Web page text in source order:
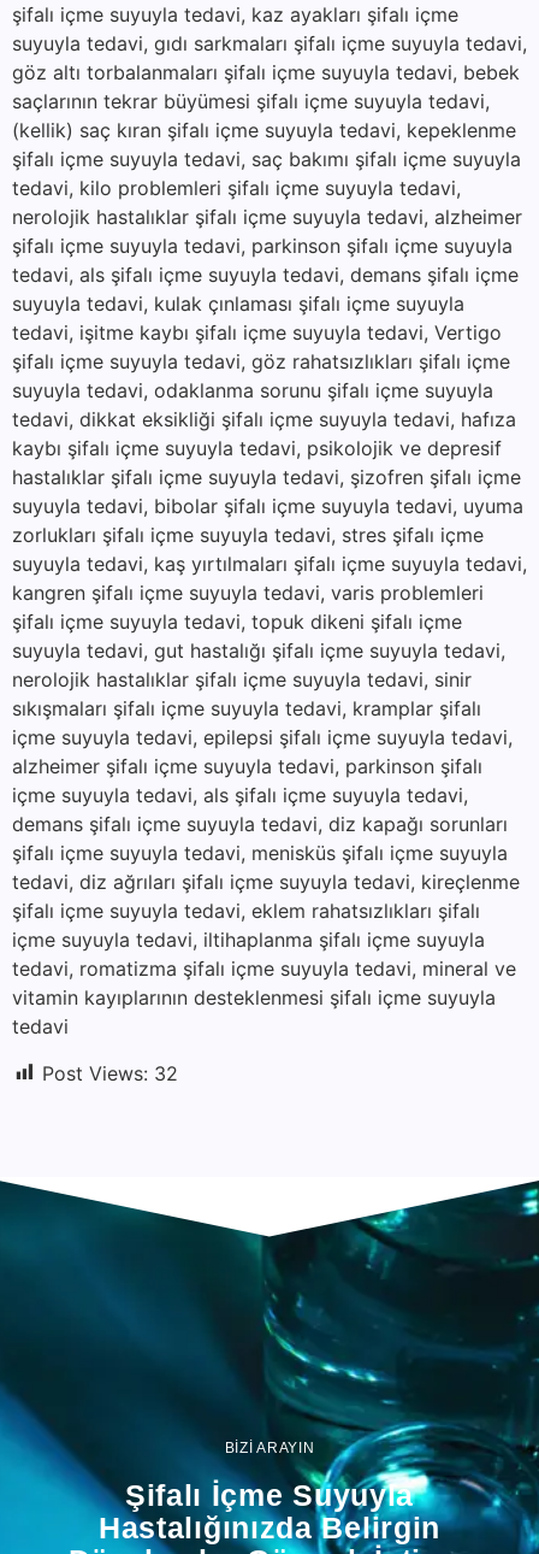
şifalı içme suyuyla tedavi, kaz ayakları şifalı içme
suyuyla tedavi, gıdı sarkmaları şifalı içme suyuyla tedavi,
göz altı torbalanmaları şifalı içme suyuyla tedavi, bebek
saçlarının tekrar büyümesi şifalı içme suyuyla tedavi,
(kellik) saç kıran şifalı içme suyuyla tedavi, kepeklenme
şifalı içme suyuyla tedavi, saç bakımı şifalı içme suyuyla
tedavi, kilo problemleri şifalı içme suyuyla tedavi,
nerolojik hastalıklar şifalı içme suyuyla tedavi, alzheimer
şifalı içme suyuyla tedavi, parkinson şifalı içme suyuyla
tedavi, als şifalı içme suyuyla tedavi, demans şifalı içme
suyuyla tedavi, kulak çınlaması şifalı içme suyuyla
tedavi, işitme kaybı şifalı içme suyuyla tedavi, Vertigo
şifalı içme suyuyla tedavi, göz rahatsızlıkları şifalı içme
suyuyla tedavi, odaklanma sorunu şifalı içme suyuyla
tedavi, dikkat eksikliği şifalı içme suyuyla tedavi, hafıza
kaybı şifalı içme suyuyla tedavi, psikolojik ve depresif
hastalıklar şifalı içme suyuyla tedavi, şizofren şifalı içme
suyuyla tedavi, bibolar şifalı içme suyuyla tedavi, uyuma
zorlukları şifalı içme suyuyla tedavi, stres şifalı içme
suyuyla tedavi, kaş yırtılmaları şifalı içme suyuyla tedavi,
kangren şifalı içme suyuyla tedavi, varis problemleri
şifalı içme suyuyla tedavi, topuk dikeni şifalı içme
suyuyla tedavi, gut hastalığı şifalı içme suyuyla tedavi,
nerolojik hastalıklar şifalı içme suyuyla tedavi, sinir
sıkışmaları şifalı içme suyuyla tedavi, kramplar şifalı
içme suyuyla tedavi, epilepsi şifalı içme suyuyla tedavi,
alzheimer şifalı içme suyuyla tedavi, parkinson şifalı
içme suyuyla tedavi, als şifalı içme suyuyla tedavi,
demans şifalı içme suyuyla tedavi, diz kapağı sorunları
şifalı içme suyuyla tedavi, menisküs şifalı içme suyuyla
tedavi, diz ağrıları şifalı içme suyuyla tedavi, kireçlenme
şifalı içme suyuyla tedavi, eklem rahatsızlıkları şifalı
içme suyuyla tedavi, iltihaplanma şifalı içme suyuyla
tedavi, romatizma şifalı içme suyuyla tedavi, mineral ve
vitamin kayıplarının desteklenmesi şifalı içme suyuyla
tedavi
Post Views: 32
BİZİ ARAYIN
Şifalı İçme Suyuyla
Hastalığınızda Belirgin